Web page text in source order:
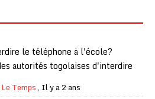
le téléphone à l'école?
autorités togolaises d'interdire
Temps, Il y a 2 ans